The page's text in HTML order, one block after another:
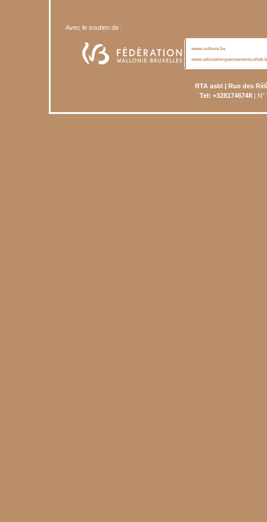
Avec le soutien de :
www.culture.be
RTA asbl | Rue des
Tel: +3281746748| N°